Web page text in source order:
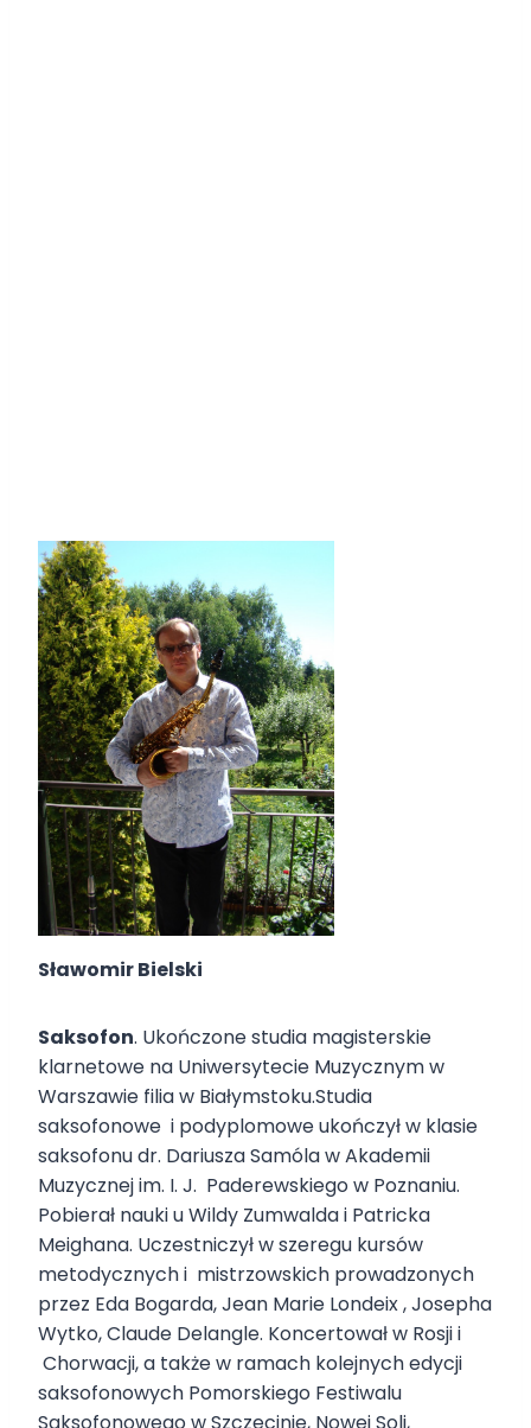
Sławomir Bielski
Saksofon. Ukończone studia magisterskie
klarnetowe na Uniwersytecie Muzycznym w
Warszawie filia w Białymstoku.Studia
saksofonowe i podyplomowe ukończył w klasie
saksofonu dr. Dariusza Samóla w Akademii
Muzycznej im. I. J. Paderewskiego w Poznaniu.
Pobierał nauki u Wildy Zumwalda i Patricka
Meighana. Uczestniczył w szeregu kursów
metodycznych i mistrzowskich prowadzonych
przez Eda Bogarda, Jean Marie Londeix , Josepha
Wytko, Claude Delangle. Koncertował w Rosji i
Chorwacji, a także w ramach kolejnych edycji
saksofonowych Pomorskiego Festiwalu